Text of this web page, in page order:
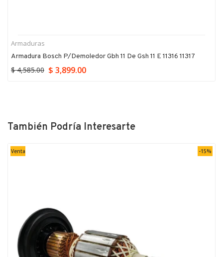
Armaduras
Armadura Bosch P/demoledor Gbh 11 De Gsh 11 E 11316 11317
$ 4,585.00 $ 3,899.00
También Podría Interesarte
Venta -15%